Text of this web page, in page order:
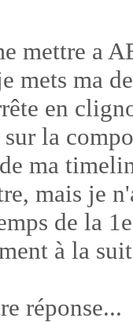
mettre a
mets ma
en
la
ma
mais je
de la
à la
réponse...